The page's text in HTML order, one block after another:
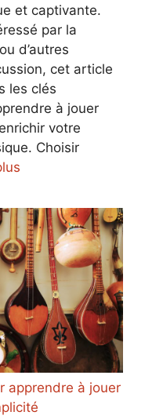
et captivante.
par la
d’autres
cet article
les clés
à jouer
votre
Choisir
apprendre à jouer